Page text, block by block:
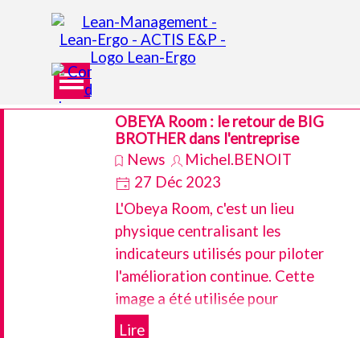
Sauter le menu
OBEYA Room : le retour de BIG
BROTHER dans l'entreprise
News
Michel.BENOIT
27 Déc 2023
L'Obeya Room, c'est un lieu
physique centralisant les
indicateurs utilisés pour piloter
l'amélioration continue. Cette
image a été utilisée pour
promouvoir sur LinkedIn un système
Lire